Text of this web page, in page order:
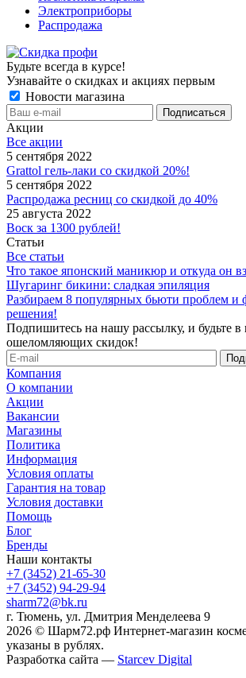
Электроприборы
Распродажа
Будьте всегда в курсе!
Узнавайте о скидках и акциях первым
Новости магазина
Акции
Все акции
5 сентября 2022
Grattol гель-лаки со скидкой 20%!
5 сентября 2022
Распродажа ресниц со скидкой до 40%
25 августа 2022
Воск за 1300 рублей!
Статьи
Все статьи
Что такое японский маникюр и откуда он
Шугаринг бикини: сладкая эпиляция
Разбираем 8 популярных бьюти проблем и
решения!
Подпишитесь на нашу рассылку, и будьте в
ошеломляющих скидок!
Компания
О компании
Акции
Вакансии
Магазины
Политика
Информация
Условия оплаты
Гарантия на товар
Условия доставки
Помощь
Блог
Бренды
Наши контакты
+7 (3452) 21-65-30
+7 (3452) 94-29-94
sharm72@bk.ru
г. Тюмень, ул. Дмитрия Менделеева 9
2026 © Шарм72.рф Интернет-магазин
указаны в рублях.
Разработка сайта — Starcev Digital